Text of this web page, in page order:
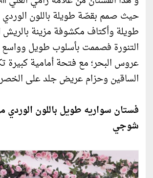
حيث صمم بقصّة طويلة باللون الوردي
طويلة وأكتاف مكشوفة مزينة بالريش
التنورة فصممت بأسلوب طويل
عروس البحر؛ مع فتحة أمامية
الساقين وحزام عريض جلد على الخصر
فستان سواريه طويل باللون الوردي
شوجي